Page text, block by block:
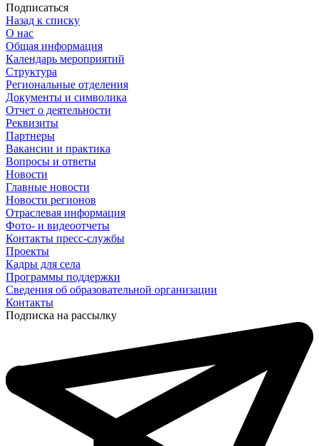
Подписаться
Назад к списку
О нас
Общая информация
Календарь мероприятий
Структура
Региональные отделения
Документы и символика
Отчет о деятельности
Реквизиты
Партнеры
Вакансии и практика
Вопросы и ответы
Новости
Главные новости
Новости регионов
Отраслевая информация
Фото- и видеоотчеты
Контакты пресс-службы
Проекты
Кадры для села
Программы поддержки
Сведения об образовательной организации
Контакты
Подписка на рассылку